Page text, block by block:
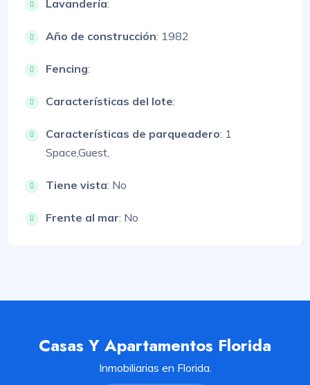
Lavandería:
Año de construcción: 1982
Fencing:
Características del lote:
Características de parqueadero: 1
Space,Guest,
Tiene vista: No
Frente al mar: No
Casas Y Apartamentos Florida
Inmobiliarias en Florida.